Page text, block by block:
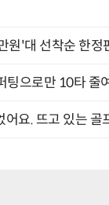
'대 선착순 한정
으로만 10타 줄
요. 뜨고 있는 골